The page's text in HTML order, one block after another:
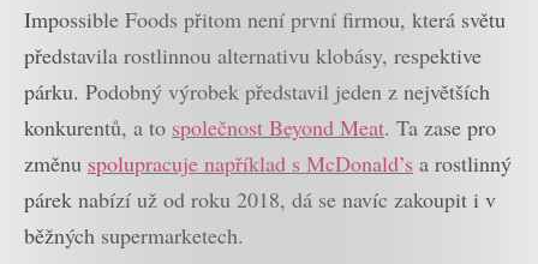
Impossible Foods přitom není první firmou, která světu
představila rostlinnou alternativu klobásy, respektive
párku. Podobný výrobek představil jeden z největších
konkurentů, a to společnost Beyond Meat. Ta zase pro
změnu spolupracuje například s McDonald’s a rostlinný
párek nabízí už od roku 2018, dá se navíc zakoupit i v
běžných supermarketech.